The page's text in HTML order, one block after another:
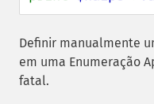
Definir manualmente
em uma Enumeração
fatal.